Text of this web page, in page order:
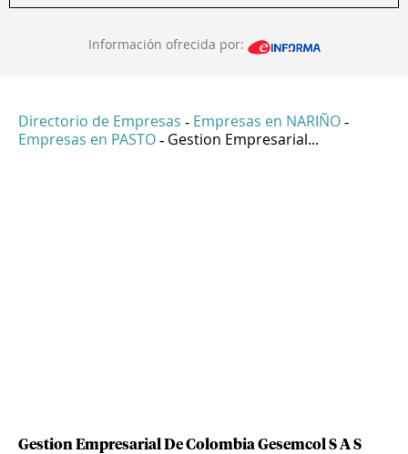
Información ofrecida por:
Directorio de Empresas - Empresas en NARIÑO -
Empresas en PASTO - Gestion Empresarial...
Gestion Empresarial De Colombia Gesemcol S A S